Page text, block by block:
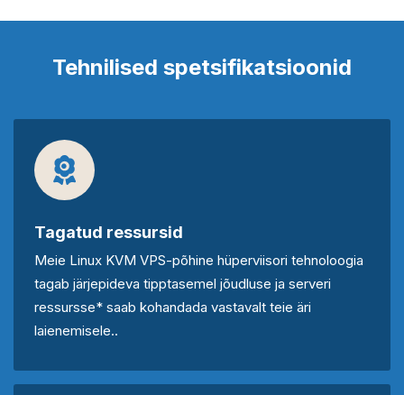
Tehnilised spetsifikatsioonid
Tagatud ressursid
Meie Linux KVM VPS-põhine hüperviisori tehnoloogia
tagab järjepideva tipptasemel jõudluse ja serveri
ressursse* saab kohandada vastavalt teie äri
laienemisele..